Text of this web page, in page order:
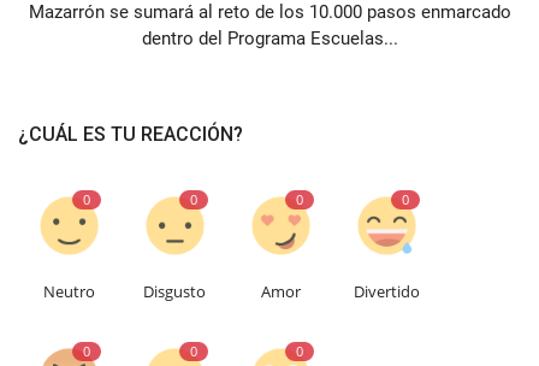
Mazarrón se sumará al reto de los 10.000 pasos enmarcado
dentro del Programa Escuelas...
¿CUÁL ES TU REACCIÓN?
0
Neutro
0
Disgusto
0
Amor
0
Divertido
0 0 0